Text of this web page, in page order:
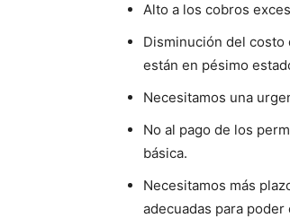
Alto a los cobros
Disminución del costo
están en pésimo
Necesitamos una
No al pago de los
básica.
Necesitamos más
adecuadas para